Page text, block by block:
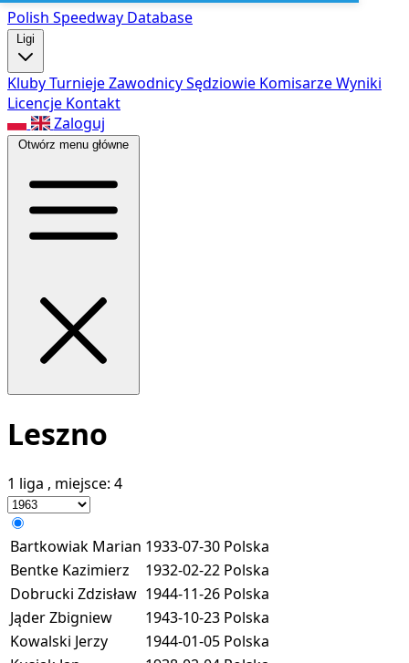
Polish Speedway Database
Ligi
KlubyTurniejeZawodnicySędziowie KomisarzeWyniki
Licencje Kontakt
Zaloguj
Otwórz menu główne
Leszno
1 liga , miejsce: 4
Bartkowiak Marian 1933-07-30 Polska
Bentke Kazimierz
1932-02-22 Polska
Dobrucki Zdzisław 1944-11-26 Polska
Jąder Zbigniew
1943-10-23 Polska
Kowalski Jerzy
1944-01-05 Polska